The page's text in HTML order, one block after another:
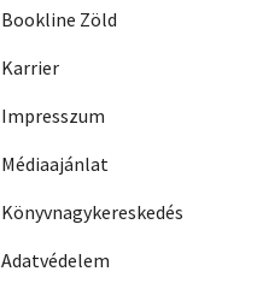
Bookline Zöld
Karrier
Impresszum
Médiaajánlat
Könyvnagykereskedés
Adatvédelem